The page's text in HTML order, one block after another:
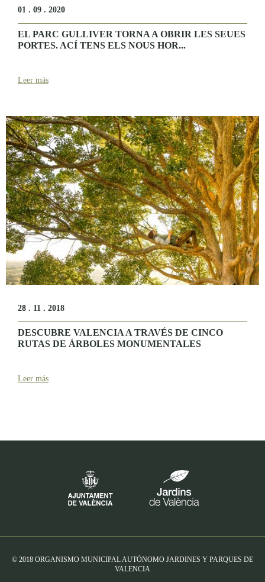
01 . 09 . 2020
EL PARC GULLIVER TORNA A OBRIR LES SEUES
PORTES. ACÍ TENS ELS NOUS HOR...
Leer más
28 . 11 . 2018
DESCUBRE VALENCIA A TRAVÉS DE CINCO
RUTAS DE ÁRBOLES MONUMENTALES
Leer más
© 2018 ORGANISMO MUNICIPAL AUTÓNOMO JARDINES Y PARQUES DE
VALENCIA